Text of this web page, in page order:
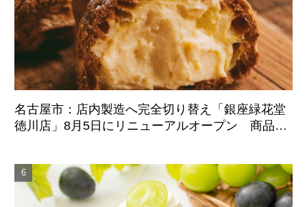
名古屋市：店内製造へ完全切り替え「銀座緑花堂
徳川店」8月5日にリニューアルオープン 商品ラ